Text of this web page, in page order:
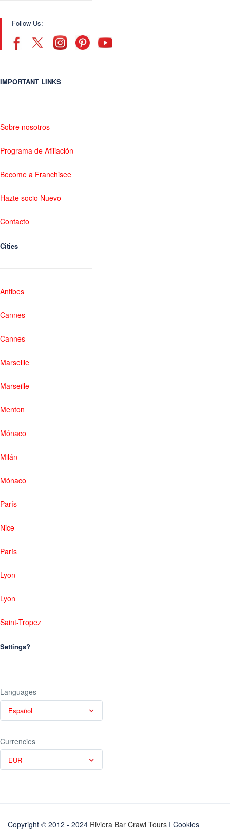
Follow Us:
IMPORTANT LINKS
Sobre nosotros
Programa de Afiliación
Become a Franchisee
Hazte socio Nuevo
Contacto
Cities
Antibes
Cannes
Cannes
Marseille
Marseille
Menton
Mónaco
Milán
Mónaco
París
Nice
París
Lyon
Lyon
Saint-Tropez
Settings?
Languages
Español
Currencies
EUR
Copyright © 2012 - 2024 Riviera Bar Crawl Tours I Cookies